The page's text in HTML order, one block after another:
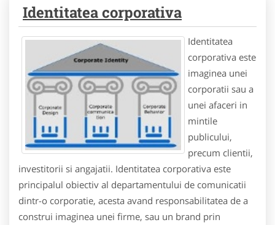
Identitatea corporativa
Identitatea
corporativa este
imaginea unei
corporatii sau a
unei afaceri in
mintile
publicului,
precum clientii,
investitorii si angajatii. Identitatea corporativa este
principalul obiectiv al departamentului de comunicatii
dintr-o corporatie, acesta avand responsabilitatea de a
construi imaginea unei firme, sau un brand prin